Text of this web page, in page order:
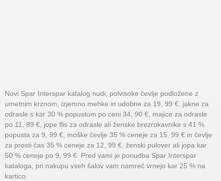
Novi Spar Interspar katalog nudi; polvisoke čevlje podložene z
umetnim krznom, izjemno mehke in udobne za 19, 99 €, jakne za
odrasle s kar 30 % popustom po ceni 34, 90 €, majice za odrasle
po 11, 89 €, jope flis za odrasle ali ženske brezrokavnike s 41 %
popusta za 9, 99 €, moške čevlje 35 % ceneje za 15, 99 € in čevlje
za prosti čas 35 % ceneje za 12, 99 €, ženski pulover ali jopa kar
50 % ceneje po 9, 99 €. Pred vami je ponudba Spar Interspar
kataloga, pri nakupu vseh šalov vam namreč vrnejo kar 25 % na
kartico.